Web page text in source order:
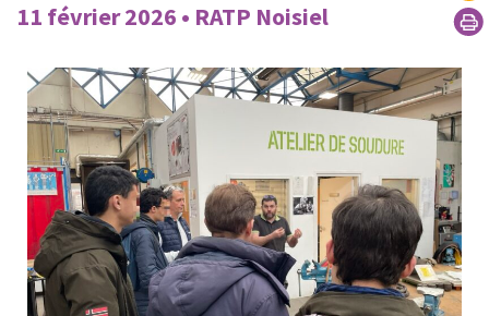
11 février 2026 • RATP Noisiel